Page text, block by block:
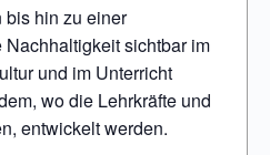
bis hin zu einer
sichtbar im
und im Unterricht
wo die Lehrkräfte und
entwickelt werden.